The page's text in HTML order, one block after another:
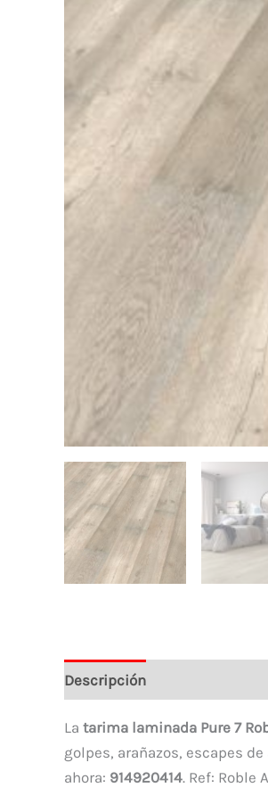
Descripción
La tarima laminada Pure 7
golpes, arañazos, escapes
ahora: 914920414. Ref: Roble